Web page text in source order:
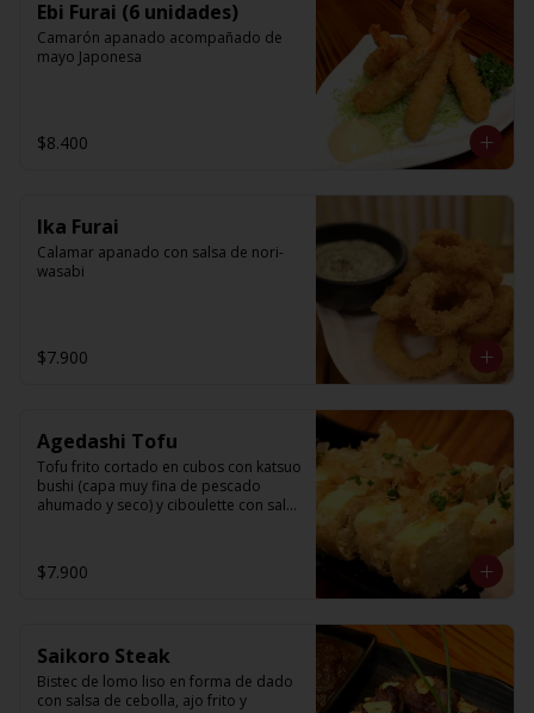
Ebi Furai (6 unidades)
Camarón apanado acompañado de
mayo Japonesa
$8.400
Ika Furai
Calamar apanado con salsa de nori-
wasabi
$7.900
Agedashi Tofu
Tofu frito cortado en cubos con katsuo
bushi (capa muy fina de pescado
ahumado y seco) y ciboulette con salsa
$7.900
Saikoro Steak
Bistec de lomo liso en forma de dado
con salsa de cebolla, ajo frito y